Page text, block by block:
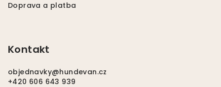
Doprava a platba
Kontakt
objednavky@hundevan.cz
+420 606 643 939